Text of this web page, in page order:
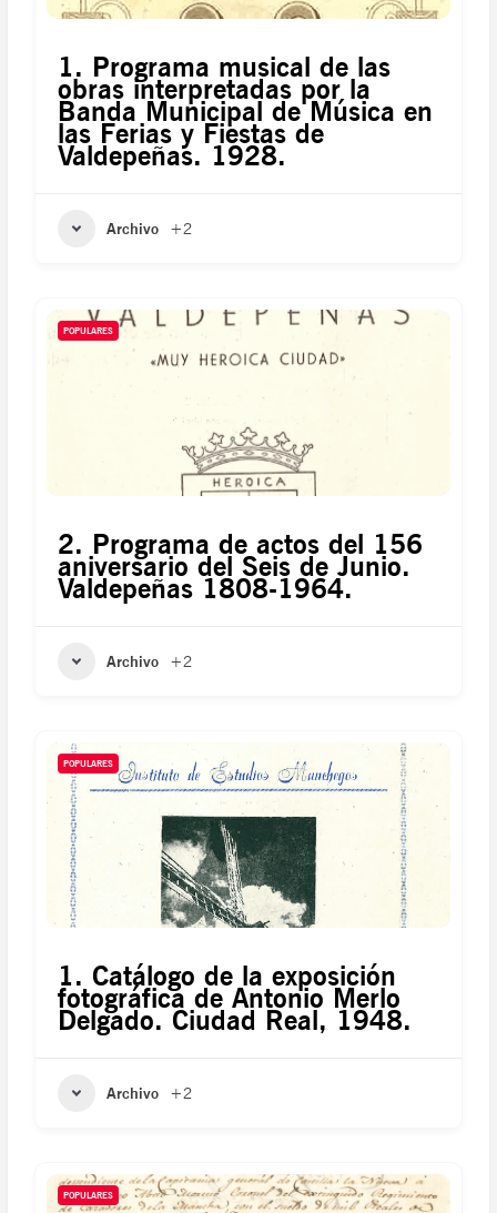
1. Programa musical de las
obras interpretadas por la
Banda Municipal de Música en
las Ferias y Fiestas de
Valdepeñas. 1928.
Archivo +2
POPULARES
2. Programa de actos del 156
aniversario del Seis de Junio.
Valdepeñas 1808-1964.
Archivo +2
POPULARES
1. Catálogo de la exposición
fotográfica de Antonio Merlo
Delgado. Ciudad Real, 1948.
Archivo +2
POPULARES